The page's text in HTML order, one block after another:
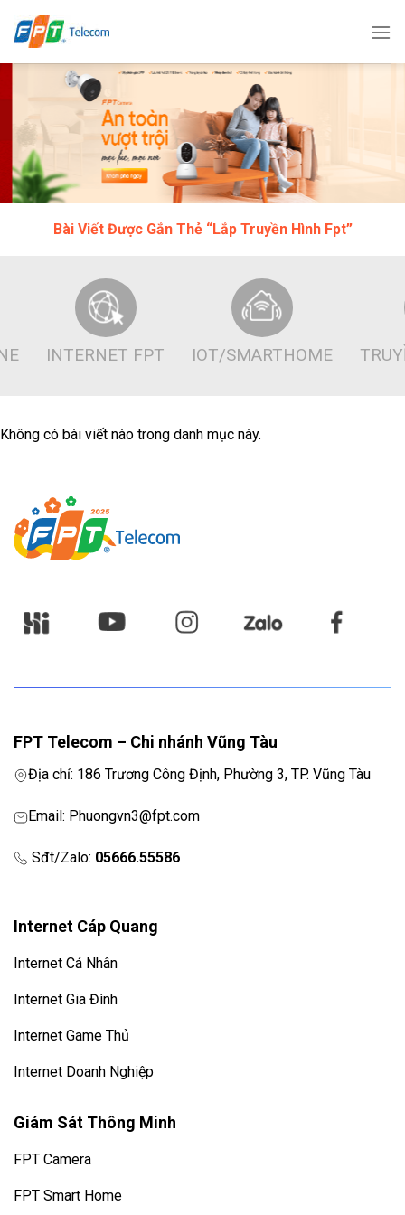
qua
Bài Viết Được Gắn Thẻ “Lắp Truyền Hình Fpt”
INTERNET FPT IOT/SMARTHOME
Không có bài viết nào trong danh mục này.
FPT Telecom – Chi nhánh Vũng Tàu
Địa chỉ: 186 Trương Công Định, Phường 3, TP. Vũng Tàu
Email: Phuongvn3@fpt.com
Sđt/Zalo: 05666.55586
Internet Cáp Quang
Internet Cá Nhân
Internet Gia Đình
Internet Game Thủ
Internet Doanh Nghiệp
Giám Sát Thông Minh
FPT Camera
FPT Smart Home